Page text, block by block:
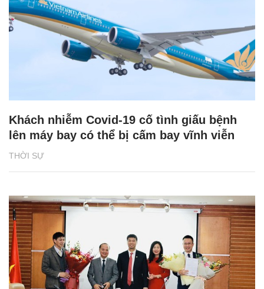
THỜI SỰ
Khách nhiễm Covid-19 cố tình giấu bệnh
lên máy bay có thể bị cấm bay vĩnh viễn